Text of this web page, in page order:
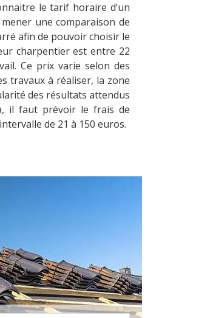
le tarif horaire d’un
une comparaison de
afin de pouvoir choisir le
charpentier est entre 22
Ce prix varie selon des
travaux à réaliser, la zone
des résultats attendus
il faut prévoir le frais de
de 21 à 150 euros.